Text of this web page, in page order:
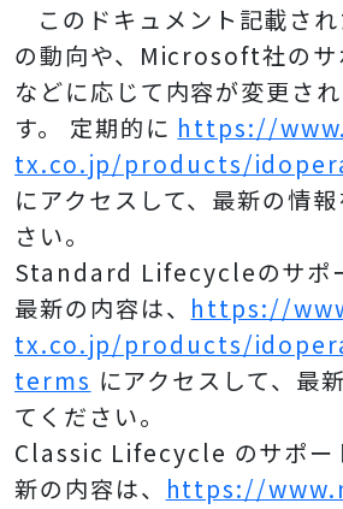
このドキュメント記載さ
の動向や、Microsoft社のサ
などに応じて内容が変更さ
す。 定期的に https://
tx.co.jp/products/
にアクセスして、最新の情
さい。
Standard Lifecycleのサポ
最新の内容は、 https://
tx.co.jp/products/
terms にアクセスして、最
てください。
Classic Lifecycle のサポー
新の内容は、 https://